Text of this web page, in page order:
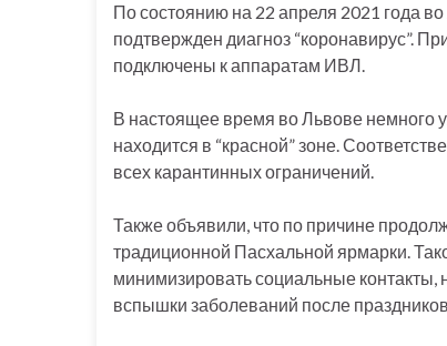
По состоянию на 22 апреля 2021 года
подтвержден диагноз “коронавирус”.
подключены к аппаратам ИВЛ.
В настоящее время во Львове немного
находится в “красной” зоне.
всех карантинных ограничений.
Также объявили, что по причине
традиционной Пасхальной ярмарки.
минимизировать социальные контакты,
вспышки заболеваний после